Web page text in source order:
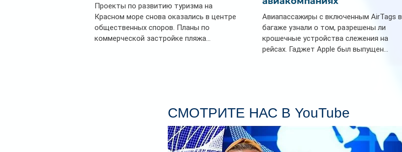
Проекты по развитию туризма на
Красном море снова оказались в центре
общественных споров. Планы по
коммерческой застройке пляжа...
Авиапассажиры с включенным AirTags в
багаже узнали о том, разрешены ли
крошечные устройства слежения на
рейсах. Гаджет Apple был выпущен...
СМОТРИТЕ НАС В YouTube